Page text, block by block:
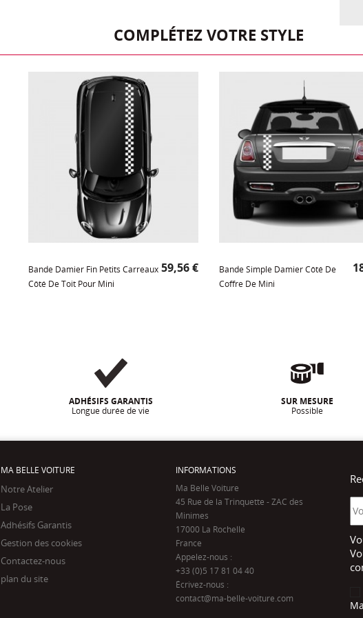
COMPLÉTEZ VOTRE STYLE
Bande Damier Fin Petits Carreaux
Côté De Toit Pour Mini
Prix
59,56 €
Bande Simple Damier Côté De
Coffre De Mini
ADHÉSIFS GARANTIS
Longue durée de vie
SUR MESURE
Possible
MA BELLE VOITURE
Notre Atelier
La Pose
Adhésifs Garantis
Gestion des cookies
Contactez-nous
plan du site
INFORMATIONS
Ma Belle Voiture
45 Rue de la Trinquette - ZAC des
Minimes
17000 La Rochelle
France
Appelez-nous :
+33 (0)5 17 81 04 40
Écrivez-nous :
contact@ma-belle-voiture.com